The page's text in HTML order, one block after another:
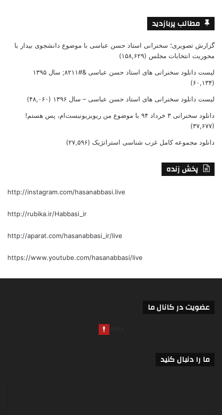
مطالب پربازدید
گزارش تصویری؛ سخنرانی استاد حسن عباسی با موضوع دانشجوی بیدار با
محوریت انتخابات مجلس (۱۵۸,۶۲۹)
لیست دانلود سخنرانی های استاد حسن عباسی &#۸۲۱۱; سال ۱۳۹۵
(۶۰,۱۳۴)
لیست دانلود سخنرانی های استاد حسن عباسی – سال ۱۳۹۶ (۴۸,۰۶۰)
دانلود سخنرانی ۳ خرداد ۹۴ با موضوع من ریویزیونیست‌ام، پس هستم!
(۳۷,۶۷۷)
دانلود مجموعه کامل غرب شناسی استراتژیک (۲۷,۵۹۶)
پخش زنده
http://instagram.com/hasanabbasi.live
http://rubika.ir/Habbasi_ir
http://aparat.com/hasanabbasi_ir/live
https://www.youtube.com/hasanabbasi/live
عضویت در کانال ما
ما را دنبال کنید